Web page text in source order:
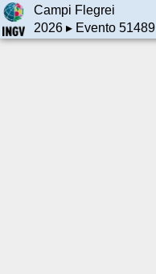
Campi Flegrei
2026▸ Evento 51489